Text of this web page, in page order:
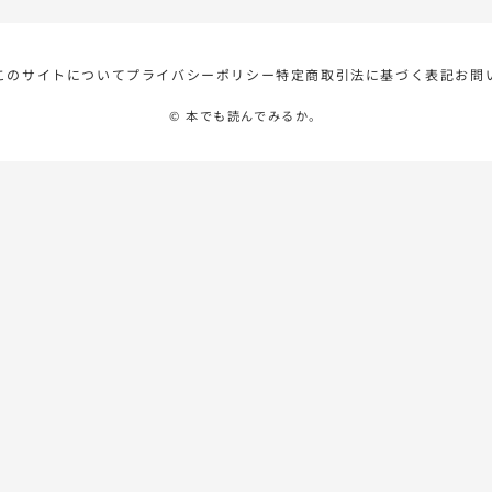
のサイトについてプライバシーポリシー特定商取引法に基づく表記お問
© 本でも読んでみるか。